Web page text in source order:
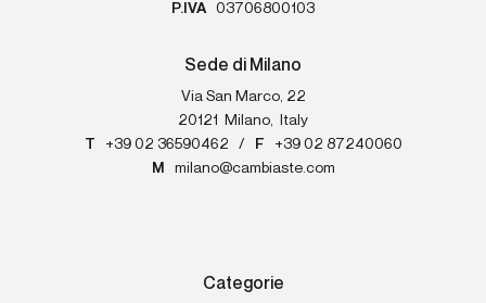
P.IVA
03706800103
Sede di Milano
Via San Marco, 22
20121
Milano,
Italy
T
+39 02 36590462 / F
+39 02 87240060
M
milano@cambiaste.com
Categorie